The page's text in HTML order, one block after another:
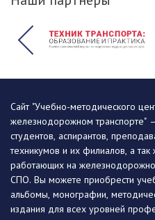
Сайт "Учебно-методического
железнодорожном транспорте"
студентов, аспирантов,
техникумов и их филиалов, а так
работающих на
СПО. Вы можете приобрести
альбомы, монографии,
издания для всех уровней